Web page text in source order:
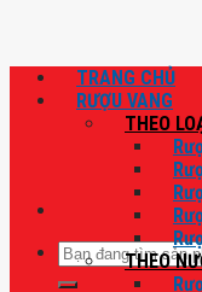
Tìm
kiếm:
TRANG CHỦ
RƯỢU VANG
THEO
THEO